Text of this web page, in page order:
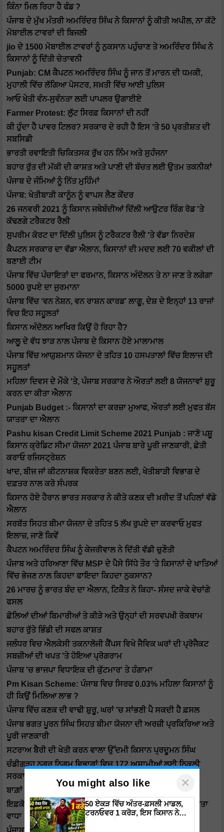
ਕਿੰਨਾ ਮਿਲ ਰਿਹਾ ਹੈ ਫੰਡ ?
ਪੰਜਾਬ ਦੇ ਮੁੱਖ ਮੰਤਰੀ ਅਮਰਿੰਦਰ ਸਿੰਘ ਨੇ ਕਿਸਾਨਾਂ ਨੂੰ ਕੀਤੀ ਅਪੀਲ, ਨਾ ਕੱਟੋ
ਮੋਬਾਈਲ ਟਾਵਰਾਂ ਦੀ ਬਿਜਲੀ
jio ਦੇ 1500 ਮੋਬਾਈਲ ਟਾਵਰਾਂ ਨੂੰ ਨੁਕਸਾਨ ਪਹੁੰਚਾਣ ਤੇ ਅਮਰਿੰਦਰ ਸਿੰਘ ਨੇ
ਕਿਸਾਨਾਂ ਨੂੰ ਦਿੱਤੀ ਚੇਤਾਵਨੀ
Punjab: CM ਕੈਪਟਨ ਅਮਰਿੰਦਰ ਸਿੰਘ ਨੂੰ ਜਾਨ ਤੋਂ ਮਾਰਨ ਦੀ ਧਮਕੀ,
ਮੁਹਾਲੀ ਵਿੱਚ ਲੱਗਿਆ ਪੋਸਟਰ, ਸਖ਼ਤੀ ਵਿੱਚ ਆਈ ਪੁਲਿਸ
ਆਓ ਖੇਤੀ ਵੰਨ-ਸੁਵੰਨਤਾ ਲਈ ਪਾਪਲਰ ਉਗਾਈਏ
Farmer Protest: ਲੁੱਟ ਸਿਰਫ਼ ਕਿਸਾਨਾਂ ਦੀ ਨਹੀਂ
ਕੀ ਹੁੰਦਾ ਹੈ ਪਾਵਰ ਟਿਲਰ? ਸਰਕਾਰ ਦੇ ਰਹੀ ਹੈ ਇਸ ‘ਤੇ 50 ਪ੍ਰਤੀਸ਼ਤ ਦੀ
ਸਬਸਿਡੀ
ਭਾਰਤੀ ਰਵਾਇਤੀ ਚਿਕਿਤਸਕ ਰੁੱਖ ਹਨ ਨਿੰਮ ਅਤੇ ਸੁਹੰਜਨਾ
ਬਹਾਰ ਰੁੱਤ ਦੀ ਮੱਕੀ ਦੀ ਕਾਸ਼ਤ ਅਤੇ ਪਾਣੀ ਦੀ ਬੱਚਤ ਲਈ ਉਤਮ ਤਕਨੀਕਾਂ
ਪੰਜਾਬ ਦੇ ਜੰਮਿਆਂ ਨੂੰ ਨਿੱਤ ਮੁਹਿੰਮਾਂ
ਪੰਜਾਬ: ਖੇਤੀਬਾੜੀ ਕਾਨੂੰਨ ਨੂੰ ਵਾਪਸ ਲੈਣ ਕੇਂਦਰ
26 ਜਨਵਰੀ 2021 ਨੂੰ ਕਿਸਾਨ ਜਥੇਬੰਦੀਆਂ ਦਿੱਲੀ ਆਉਟਰ ਰਿੰਗ ਰੋਡ 'ਤੇ
ਕੱਢਣਗੇ ਟਰੈਕਟਰ ਰੈਲੀ
ਸੁਪਰੀਮ ਕੋਰਟ ਦਾ ਦਿੱਲੀ ਪੁਲਿਸ ਨੂੰ ਟਰੈਕਟਰ ਰੈਲੀ 'ਤੇ ਵੱਡਾ ਨਿਰਦੇਸ਼
ਕੈਪਟਨ ਸਰਕਾਰ ਦਾ ਵੱਡਾ ਐਲਾਨ, ਕਿਸਾਨਾਂ ਦੀ ਮਦਦ ਲਈ 70 ਵਕੀਲਾਂ ਦੀ
ਬਣਾਈ ਟੀਮ
ਪੰਜਾਬ ਵਿੱਚ ਪੰਚਾਇਤਾਂ ਦਾ ਫਰਮਾਨ, ਕਿਸਾਨ ਅੰਦੋਲਨ ਤੇ ਨਾ ਜਾਣ ਤੇ ਲਗੇਗਾ
5000 ਰੁਪਏ ਦਾ ਜੁਰਮਾਨਾ
ਪੰਜਾਬ ਵਿੱਚ ‘ਵਨ ਨੇਸ਼ਨ, ਵਨ ਰਾਸ਼ਨ ਕਾਰਡ’ ਲਾਗੂ, ਦੇਸ਼ ਦੇ ਇਨ੍ਹਾਂ 13 ਰਾਜਾਂ
ਵਿਚ ਇਹ ਸਹੂਲਤਾਂ
ਕਿਸਾਨ ਅੰਦੋਲਨ ਆਖਿਰ ਕਿਉਂ ਹੋ ਰਿਹਾ ਹੈ?
ਆਲੂ ਦੇ ਵੱਧ ਝਾੜ ਨਾਲ ਪੰਜਾਬ ਦੇ ਕਿਸਾਨ ਹੋਏ ਮਾਲਾਮਾਲ
ਪੰਜਾਬ ਵਿੱਚ ਆਯੁਸ਼ਮਾਨ ਯੋਜਨਾ ਦੇ ਤਹਿਤ 10 ਹਸਪਤਾਲਾਂ ਵਿੱਚ ਇਲਾਜ ਦੀ
ਸਹੂਲਤਾਂ
ਮਹਿਲਾ ਦਿਵਸ ਦੇ ਮੌਕੇ 'ਤੇ, ਪੰਜਾਬ ਸਰਕਾਰ ਨੇ ਔਰਤਾਂ ਲਈ 8 ਯੋਜਨਾਵਾਂ ਸ਼ੁਰੂ
ਕਰਨ ਦਾ ਕੀਤਾ ਐਲਾਨ
Punjab Budget :- ਕਿਸਾਨਾਂ ਦਾ ਕਰਜ਼ਾ ਮੁਆਫ, ਔਰਤਾਂ ਲਈ ਮੁਫਤ ਬੱਸ
ਯਾਤਰਾ ਦਾ ਐਲਾਨ
Pashu kisan Credit Limit Scheme 2021 Punjab : ਜਾਣੋ ਪਸ਼ੂ
ਕਿਸਾਨ ਕ੍ਰੇਡਿਟ ਸੀਮਾ ਯੋਜਨਾ 2021 ਪੰਜਾਬ ਬਾਰੇ ਪੂਰੀ ਜਾਣਕਾਰੀ, ਛੇਤੀ
ਕਰਾਓ ਰਜਿਸਟ੍ਰੇਸ਼ਨ
ਖਾਦ, ਬੀਜ ਜਾਂ ਕੀਟਨਾਸ਼ਕ ਵਿਕਰੇਤਾ ਬਣਨ ਲਈ, ਖੇਤੀਬਾੜੀ ਵਿਭਾਗ ਦੇ
ਦਫ਼ਤਰ ਨਾਲ ਕਰੋ ਸੰਪਰਕ
ਕਿਸਾਨ ਹੋਏ ਹੈਰਾਨ ਭਾਰਤ ਸਰਕਾਰ ਨੇ ਕੀਤੇ ਕਣਕ ਦੀ ਖ਼ਰੀਦ ਤੋਂ ਪਹਿਲਾਂ ਵੱਡੇ
ਐਲਾਨ
ਸਰਬੱਤ ਸਿਹਤ ਬੀਮਾ ਯੋਜਨਾ ਦੇ ਤਹਿਤ 5 ਲੱਖ ਰੁਪਏ ਦਾ ਕਰਵਾਓ ਮੁਫਤ
ਇਲਾਜ਼, ਜਾਣੋ ਕਿਵੇਂ
ਕੈਪਟਨ ਅਮਰਿੰਦਰ ਸਿੰਘ ਨੂੰ ਕੇਜਰੀਵਾਲ ਨੇ ਦਿੱਤੀ ਵੱਡੀ ਚੁਣੌਤੀ
ਪੰਜਾਬ ਅਤੇ ਹਰਿਆਣਾ ਵਿੱਚ MSP ਦੇ ਪੈਸੇ ਸਿੱਧੇ ਤੌਰ ‘ਤੇ ਕਿਸਾਨਾਂ ਦੇ ਖਾਤਿਆਂ
ਵਿੱਚ ਭੇਜਣ ਨਾਲ ਕਿਹਦਾ ਫਾਇਦਾ ਕਿਹਦਾ ਨੁਕਸਾਨ?
26 ਮਾਰਚ ਨੂੰ ਭਾਰਤ ਬੰਦ ਦਾ ਐਲਾਨ, ਟਿਕੈਤ ਨੇ ਕਿਹਾ- ਸੰਸਦ ਜਾਕੇ ਵੇਚਾਂਗੇ
ਫਸਲ
ਛੋਲਿਆਂ ਦੀਆਂ ਬਿਮਾਰੀਆਂ ਤੇ ਕੀੜੇ ਅਤੇ ਉਨ੍ਹਾਂ ਦੀ ਸਰਵਪਖੀ ਰੋਕਥਾਮ
ਬਹਾਰ ਰੁੱਤੇ ਭਿੰਡੀ ਦੀ ਸਫਲ ਕਾਸ਼ਤ
ਜਲੰਧਰ ਵਿਚ ਐਲਕੇਸੀ ਤਕਨਾਲੋਜੀ ਕੈਂਪਸ ਵਿਖੇ ਜੈਵਿਕ ਘਰਾਂ ਦੀ ਪ੍ਰੋਜੈਕਟ
ਸਬਜ਼ੀਆਂ ਦੀ ਖਪਤ 'ਤੇ ਹੋਇਆ ਪ੍ਰੋਗਰਾਮ
ਪੰਜਾਬ 'ਚ ਭਾਜਪਾ ਵਿਧਾਇਕ ਦੀ ਕੁੱਟਮਾਰ' ਤੇ ਹੰਗਾਮਾ
Pm Kisan Scheme: ਪੰਜਾਬ ਵਿਚ ਸਿਰਫ 0.03% ਮਹਿਲਾ ਕਿਸਾਨਾਂ ਨੂੰ
ਹੀ ਕਿਉਂ ਮਿਲਿਆ ਲਾਭ ?
ਪੰਜਾਬ ਵਿੱਚ ਕਣਕ ਦੀ ਵਾਢੀ ਸ਼ੁਰੂ, ਘਰਾਂ 'ਚ ਸਾਂਭਣੀ ਪੈ ਸਕਦੀ ਹੈ ਫ਼ਸਲ
ਪੰਜਾਬ ਭਗਤ ਪੂਰਨ ਸਿੰਘ ਸਿਹਤ ਬੀਮਾ ਯੋਜਨਾ ਦੀ ਅਰਜ਼ੀ ਪ੍ਰਕਿਰਿਆ ਅਤੇ
ਪੂਰੀ ਜਾਣਕਾਰੀ
ਸਟਰਾਅ ਬੈਰੀ ਦੀ ਖੇਤੀ ਕਰਨ ਵਾਲਾ ਉੱਦਮੀ ਕਿਸਾਨ ਪ੍ਰਦੂਮਨ ਸਿੰਘ
ਚੰਡੀਗੜ੍ਹ ਨਗਰ ਨਿਗਮ ਵਿਭਾਗਾਂ ਵਿਚ 172 ਅਸਾਮੀਆਂ ਲਈ ਨਿਕਲੀ
ਸਰਕਾਰੀ ਭਰਤੀ
ਬਾਗ਼ਾਂ ਵਿੱਚੋ ਵਧੇਰੇ ਮੁਨਾਫਾ ਲੈਣ ਲਈ ਅੰਤਰ-ਫ਼ਸਲਾਂ ਦੀ ਕਾਸ਼ਤ
ਇਫ਼ਕੋ ਨੇ ਡੀ.ਏ.ਪੀ. ਖਾਦ ਦੀਆਂ ਕੀਮਤਾਂ ‘ਚ ਕਰੀਬ 40 ਫ਼ੀਸਦੀ ਦਾ ਕੀਤਾ
ਵਾਧਾ
You might also like ×
50 ਏਕੜ ਵਿੱਚ ਅੰਤਰ-ਫ਼ਸਲੀ ਮਾਡਲ,
ਟਰਨਓਵਰ 1 ਕਰੋੜ, ਇਸ ਕਿਸਾਨ ਨੇ